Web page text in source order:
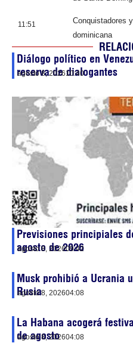
11:51
Conquistadores
dominicana
Diálogo político en
reserva de dialogantes
agosto 8, 202610:40
Previsiones principiales
agosto de 2026
agosto 8, 202609:42
Musk prohibió a Ucrania
Rusia
agosto 8, 202604:08
La Habana acogerá
de agosto
agosto 8, 202604:08